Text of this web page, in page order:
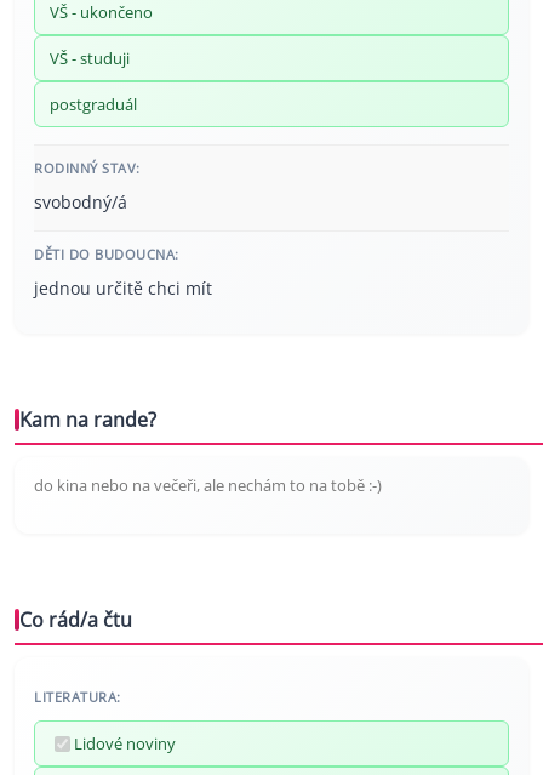
VŠ - ukončeno
VŠ - studuji
postgraduál
RODINNÝ STAV:
svobodný/á
DĚTI DO BUDOUCNA:
jednou určitě chci mít
Kam na rande?
do kina nebo na večeři, ale nechám to na tobě :-)
Co rád/a čtu
LITERATURA:
Lidové noviny